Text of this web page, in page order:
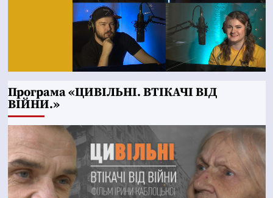
Програма «ЦИВІЛЬНІ. ВТІКАЧІ ВІД
ВІЙНИ.»